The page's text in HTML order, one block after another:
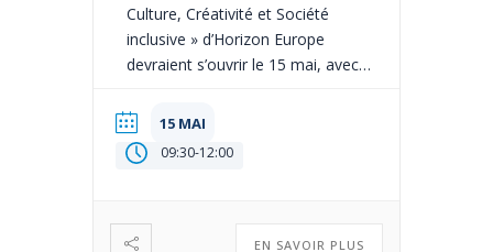
Culture, Créativité et Société
inclusive » d’Horizon Europe
devraient s’ouvrir le 15 mai, avec
2025. Le programme de travail n’est
pas encore approuvé mais version
draft, non définitive, a été pré-
regroupés en trois « destinations » :
15 MAI
09:30-12:00
EN SAVOIR PLUS